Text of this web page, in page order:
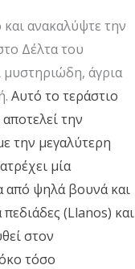
ανακαλύψτε την
Δέλτα του
μυστηριώδη, άγρια
Αυτό το τεράστιο
την
την μεγαλύτερη
μία
από ψηλά βουνά και
(Llanos) και
στον
τόσο